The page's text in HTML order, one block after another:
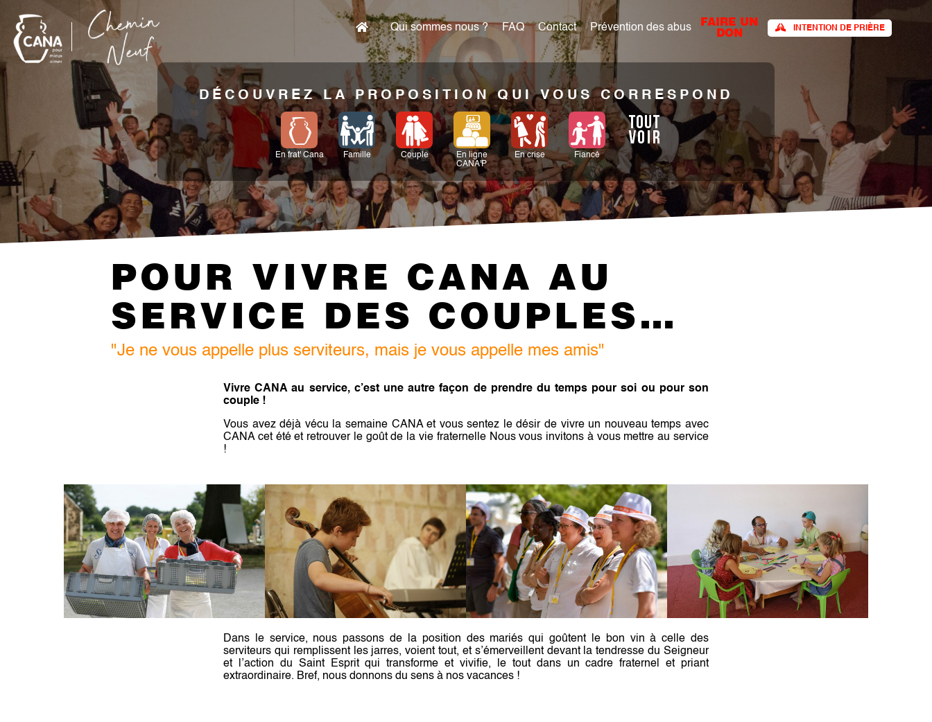
Qui sommes nous ? FAQ Contact Prévention des abus​
FAIRE UN
DON
INTENTION DE PRIÈRE
DÉCOUVREZ LA PROPOSITION QUI VOUS CORRESPOND
En frat' Cana Famille Couple
En ligne
CANA'P
En crise Fiancé
POUR VIVRE CANA AU
SERVICE DES COUPLES…
"Je ne vous appelle plus serviteurs, mais je vous appelle mes amis"
Vivre CANA au service, c’est une autre façon de prendre du temps pour soi ou pour son
couple !
Vous avez déjà vécu la semaine CANA et vous sentez le désir de vivre un nouveau temps avec
CANA cet été et retrouver le goût de la vie fraternelle Nous vous invitons à vous mettre au service
!
Dans le service, nous passons de la position des mariés qui goûtent le bon vin à celle des
serviteurs qui remplissent les jarres, voient tout, et s’émerveillent devant la tendresse du Seigneur
et l’action du Saint Esprit qui transforme et vivifie, le tout dans un cadre fraternel et priant
extraordinaire. Bref, nous donnons du sens à nos vacances !